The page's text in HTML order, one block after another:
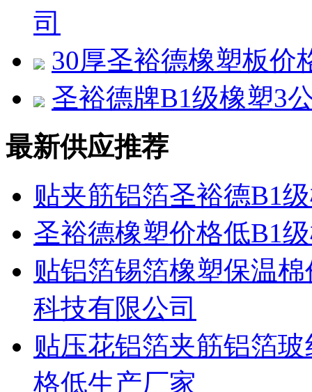
司
30厚圣裕德橡塑板价
圣裕德牌B1级橡塑3
最新供应推荐
贴夹筋铝箔圣裕德B1
圣裕德橡塑价格低B1
贴铝箔锡箔橡塑保温
科技有限公司
贴压花铝箔夹筋铝箔
格低生产厂家